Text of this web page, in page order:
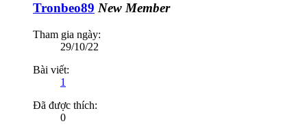
Tronbeo89 New Member
Tham gia ngày:
29/10/22
Bài viết:
1
Đã được thích:
0